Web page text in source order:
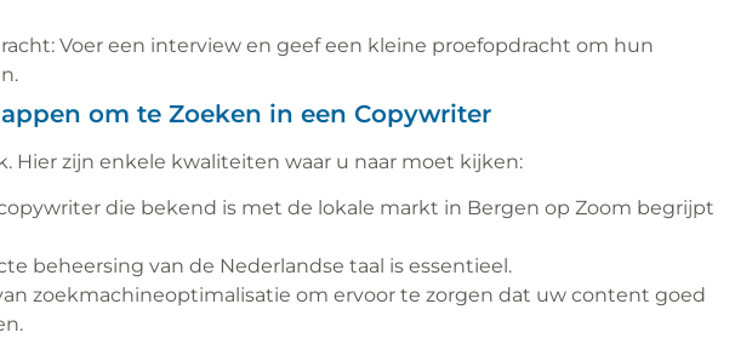
Voer een interview en geef een kleine proefopdracht om hun
om te Zoeken in een Copywriter
Hier zijn enkele kwaliteiten waar u naar moet kijken:
die bekend is met de lokale markt in Bergen op Zoom begrijpt
beheersing van de Nederlandse taal is essentieel.
zoekmachineoptimalisatie om ervoor te zorgen dat uw content goed